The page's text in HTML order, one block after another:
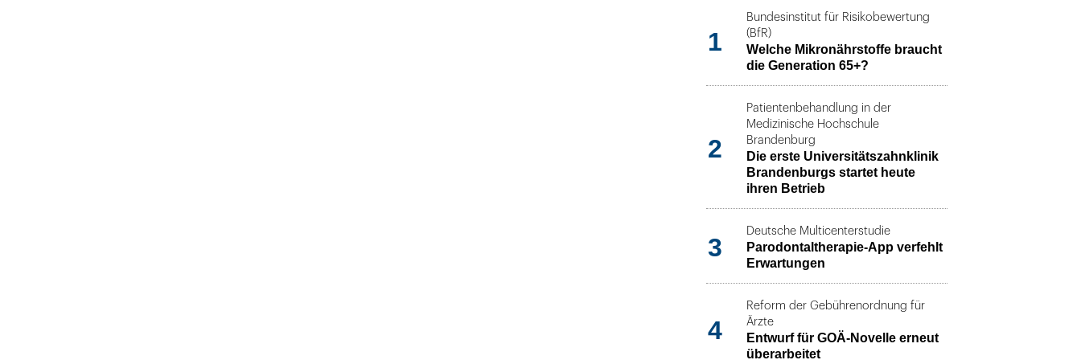
1
Bundesinstitut für Risikobewertung
(BfR)
Welche Mikronährstoffe braucht
die Generation 65+?
2
Patientenbehandlung in der
Medizinische Hochschule
Brandenburg
Die erste Universitätszahnklinik
Brandenburgs startet heute
ihren Betrieb
3
Deutsche Multicenterstudie
Parodontaltherapie-App verfehlt
Erwartungen
4
Reform der Gebührenordnung für
Ärzte
Entwurf für GOÄ-Novelle erneut
überarbeitet